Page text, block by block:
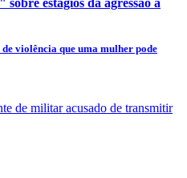
estágios da agressão a
violência que uma mulher pode